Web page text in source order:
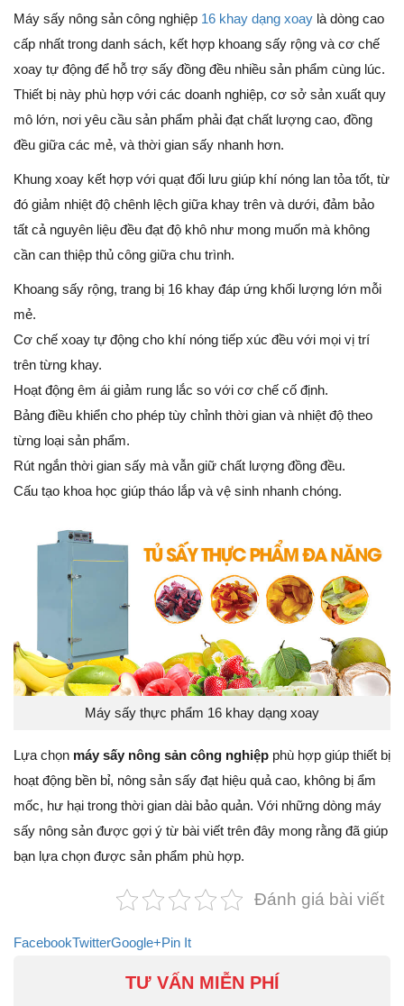
Máy sấy nông sản công nghiệp 16 khay dạng xoay là dòng cao
cấp nhất trong danh sách, kết hợp khoang sấy rộng và cơ chế
xoay tự động để hỗ trợ sấy đồng đều nhiều sản phẩm cùng lúc.
Thiết bị này phù hợp với các doanh nghiệp, cơ sở sản xuất quy
mô lớn, nơi yêu cầu sản phẩm phải đạt chất lượng cao, đồng
đều giữa các mẻ, và thời gian sấy nhanh hơn.
Khung xoay kết hợp với quạt đối lưu giúp khí nóng lan tỏa tốt, từ
đó giảm nhiệt độ chênh lệch giữa khay trên và dưới, đảm bảo
tất cả nguyên liệu đều đạt độ khô như mong muốn mà không
cần can thiệp thủ công giữa chu trình.
Khoang sấy rộng, trang bị 16 khay đáp ứng khối lượng lớn mỗi
mẻ.
Cơ chế xoay tự động cho khí nóng tiếp xúc đều với mọi vị trí
trên từng khay.
Hoạt động êm ái giảm rung lắc so với cơ chế cố định.
Bảng điều khiển cho phép tùy chỉnh thời gian và nhiệt độ theo
từng loại sản phẩm.
Rút ngắn thời gian sấy mà vẫn giữ chất lượng đồng đều.
Cấu tạo khoa học giúp tháo lắp và vệ sinh nhanh chóng.
Máy sấy thực phẩm 16 khay dạng xoay
Lựa chọn máy sấy nông sản công nghiệp phù hợp giúp thiết bị
hoạt động bền bỉ, nông sản sấy đạt hiệu quả cao, không bị ẩm
mốc, hư hại trong thời gian dài bảo quản. Với những dòng máy
sấy nông sản được gợi ý từ bài viết trên đây mong rằng đã giúp
bạn lựa chọn được sản phẩm phù hợp.
Đánh giá bài viết
FacebookTwitterGoogle+Pin It
TƯ VẤN MIỄN PHÍ